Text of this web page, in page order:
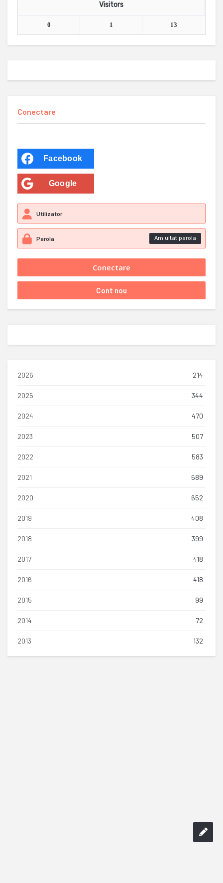
Visitors
0 1 13
Conectare
Facebook
Google
Am uitat parola
2026 214
2025 344
2024 470
2023 507
2022 583
2021 689
2020 652
2019 408
2018 399
2017 418
2016 418
2015 99
2014 72
2013 132